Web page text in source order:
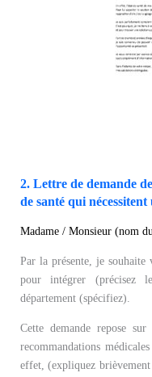
2. Lettre de demande
de santé qui
Madame / Monsieur (nom
Par la présente, je souhaite
pour intégrer (précisez
département (spécifiez).
Cette demande repose
recommandations
effet, (expliquez